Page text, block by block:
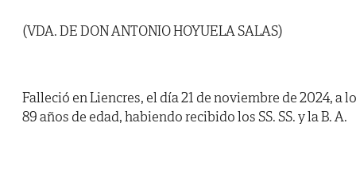
(VDA. DE DON ANTONIO HOYUELA SALAS)
Falleció en Liencres, el día 21 de noviembre de 2024, a
89 años de edad, habiendo recibido los SS. SS. y la B. A.